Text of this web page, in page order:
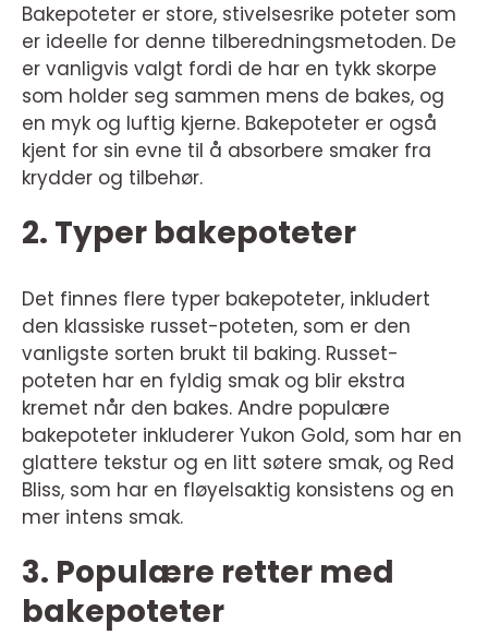
Bakepoteter er store, stivelsesrike poteter som
er ideelle for denne tilberedningsmetoden. De
er vanligvis valgt fordi de har en tykk skorpe
som holder seg sammen mens de bakes, og
en myk og luftig kjerne. Bakepoteter er også
kjent for sin evne til å absorbere smaker fra
krydder og tilbehør.
2. Typer bakepoteter
Det finnes flere typer bakepoteter, inkludert
den klassiske russet-poteten, som er den
vanligste sorten brukt til baking. Russet-
poteten har en fyldig smak og blir ekstra
kremet når den bakes. Andre populære
bakepoteter inkluderer Yukon Gold, som har en
glattere tekstur og en litt søtere smak, og Red
Bliss, som har en fløyelsaktig konsistens og en
mer intens smak.
3. Populære retter med
bakepoteter